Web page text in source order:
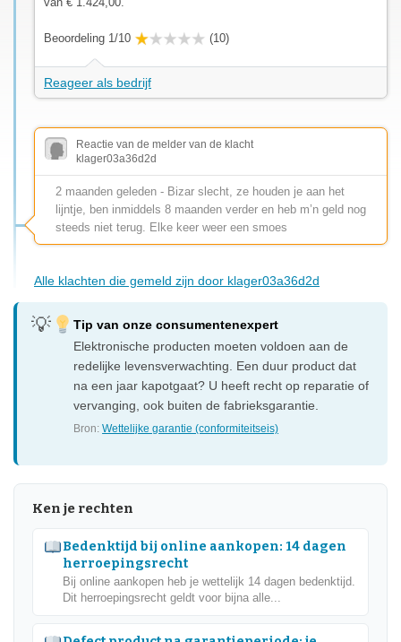
Beoordeling 1/10 (10)
Reageer als bedrijf
Reactie van de melder van de klacht
klager03a36d2d
2 maanden geleden - Bizar slecht, ze houden je aan het
lijntje, ben inmiddels 8 maanden verder en heb m’n geld nog
steeds niet terug. Elke keer weer een smoes
Alle klachten die gemeld zijn door klager03a36d2d
Tip van onze consumentenexpert
Elektronische producten moeten voldoen aan de
redelijke levensverwachting. Een duur product dat
na een jaar kapotgaat? U heeft recht op reparatie of
vervanging, ook buiten de fabrieksgarantie.
Bron:Wettelijke garantie (conformiteitseis)
Ken je rechten
Bedenktijd bij online aankopen: 14 dagen
herroepingsrecht
Bij online aankopen heb je wettelijk 14 dagen bedenktijd.
Dit herroepingsrecht geldt voor bijna alle...